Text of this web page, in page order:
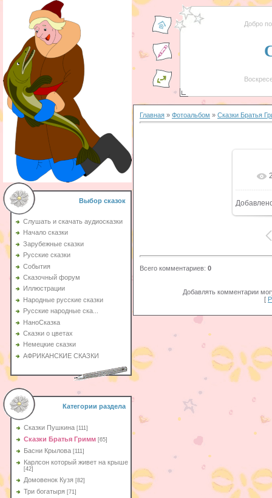
Выбор сказок
Слушать и скачать аудиосказки
Начало сказки
Зарубежные сказки
Русские сказки
События
Сказочный форум
Иллюстрации
Народные русские сказки
Русские народные ска...
НаноСказка
Сказки о цветах
Немецкие сказки
АФРИКАНСКИЕ СКАЗКИ
Категории раздела
Сказки Пушкина [111]
Сказки Братья Гримм [65]
Басни Крылова [111]
Карлсон который живет на крыше
[42]
Домовенок Кузя [82]
Три богатыря [71]
Добро
Главная » Фотоальбом » Сказки Братья
Всего комментариев: 0
Добавлять комментарии
[